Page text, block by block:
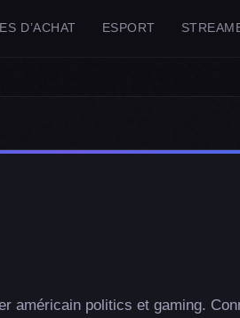
D’ACHAT ESPORT
américain politics et gaming.